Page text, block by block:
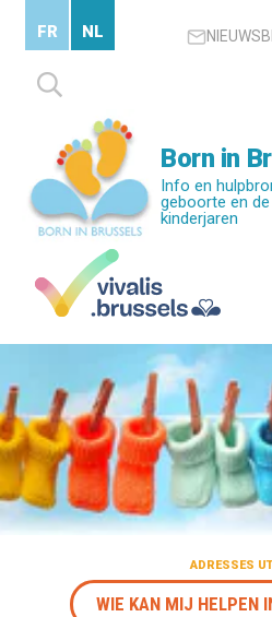
content
Zoeken
naar:
FR NL
Born in
Info en
geboorte en
kinderjaren
ADRESSES
WIE KAN MIJ HELPEN